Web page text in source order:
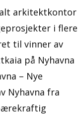
arkitektkontor
i flere
til vinner av
på Nyhavna
– Nye
Nyhavna fra